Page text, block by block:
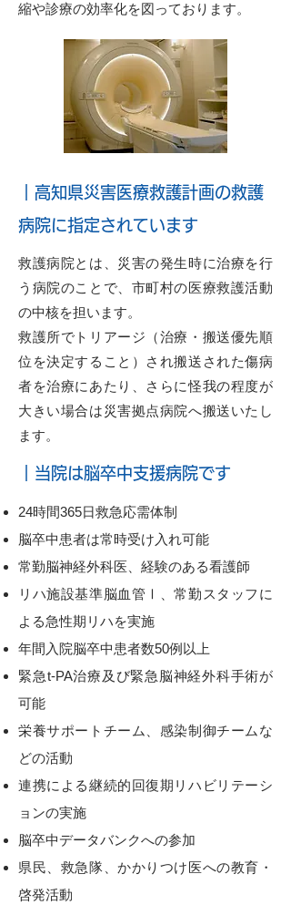
縮や診療の効率化を図っております。
｜高知県災害医療救護計画の救護
病院に指定されています
救護病院とは、災害の発生時に治療を行
う病院のことで、市町村の医療救護活動
の中核を担います。
救護所でトリアージ（治療・搬送優先順
位を決定すること）され搬送された傷病
者を治療にあたり、さらに怪我の程度が
大きい場合は災害拠点病院へ搬送いたし
ます。
｜当院は脳卒中支援病院です
24時間365日救急応需体制
脳卒中患者は常時受け入れ可能
常勤脳神経外科医、経験のある看護師
リハ施設基準脳血管Ⅰ、常勤スタッフに
よる急性期リハを実施
年間入院脳卒中患者数50例以上
緊急t‐PA治療及び緊急脳神経外科手術が
可能
栄養サポートチーム、感染制御チームな
どの活動
連携による継続的回復期リハビリテーシ
ョンの実施
脳卒中データバンクへの参加
県民、救急隊、かかりつけ医への教育・
啓発活動